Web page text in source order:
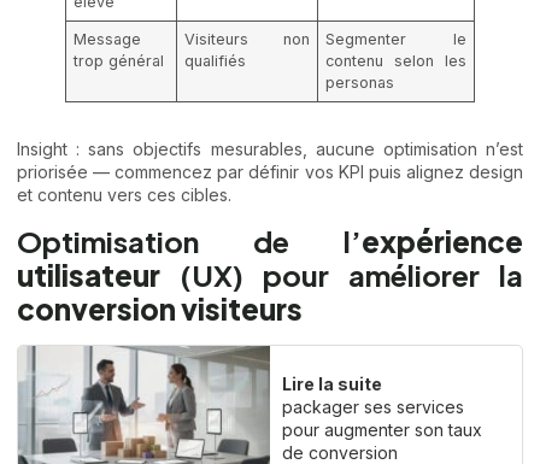
Message
trop général
Visiteurs non
qualifiés
Segmenter le
contenu selon les
personas
Insight : sans objectifs mesurables, aucune optimisation n’est
priorisée — commencez par définir vos KPI puis alignez design
et contenu vers ces cibles.
Optimisation de l’expérience
utilisateur (UX) pour améliorer la
conversion visiteurs
Lire la suite
packager ses services
pour augmenter son taux
de conversion